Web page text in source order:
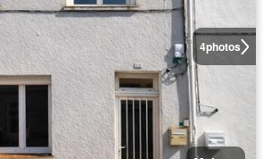
4photos